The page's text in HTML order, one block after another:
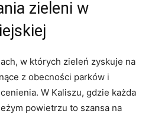
zieleni w
w ⁢których zieleń zyskuje na
‌z obecności parków i
W ‍Kaliszu, gdzie każda
powietrzu to szansa na